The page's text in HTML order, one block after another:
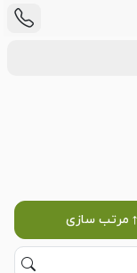
مرتب سازی